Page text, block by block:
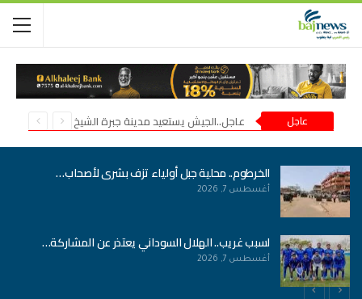
عاجل عاجل..الجيش يستعيد مدينة جبرة الشيخ في شمال كردفان
الخرطوم.. محلية جبل أولياء تزف بشرى لأصحاب…
أغسطس 7, 2026
لسبب غريب.. الهلال السوداني يعتذر عن المشاركة…
أغسطس 7, 2026